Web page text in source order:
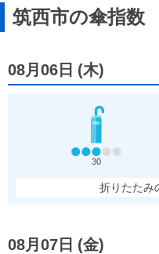
筑西市の傘指数
08月06日 (木)
30
折りたたみ
08月07日 (金)